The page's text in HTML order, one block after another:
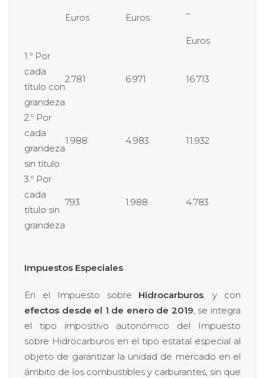
Euros Euros –
Euros
1.º Por
cada
título con
grandeza
2.781 6.971 16.713
2.º Por
cada
grandeza
sin título
1.988 4.983 11.932
3.º Por
cada
título sin
grandeza
793 1.988 4.783
Impuestos Especiales
En el Impuesto sobre Hidrocarburos, y con
efectos desde el 1 de enero de 2019, se integra
el tipo impositivo autonómico del Impuesto
sobre Hidrocarburos en el tipo estatal especial al
objeto de garantizar la unidad de mercado en el
ámbito de los combustibles y carburantes, sin que